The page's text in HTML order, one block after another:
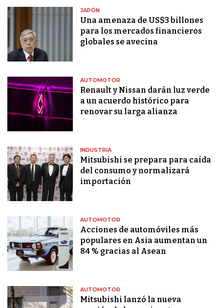
JAPÓN
Una amenaza de US$3 billones
para los mercados financieros
globales se avecina
AUTOMOTOR
Renault y Nissan darán luz verde
a un acuerdo histórico para
renovar su larga alianza
INDUSTRIA
Mitsubishi se prepara para caída
del consumo y normalizará
importación
AUTOMOTOR
Acciones de automóviles más
populares en Asia aumentan un
84 % gracias al Asean
AUTOMOTOR
Mitsubishi lanzó la nueva